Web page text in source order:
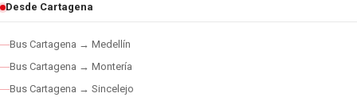
Desde Cartagena
Bus Cartagena → Medellín
Bus Cartagena → Montería
Bus Cartagena → Sincelejo